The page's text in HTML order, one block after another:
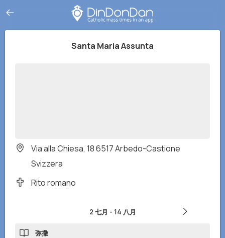
Santa Maria Assunta
Via alla Chiesa, 18 6517 Arbedo-Castione
Svizzera
Rito romano
2 七月 - 14 八月
弥撒